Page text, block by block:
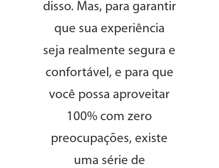
disso. Mas, para garantir
que sua experiência
seja realmente segura e
confortável, e para que
você possa aproveitar
100% com zero
preocupações, existe
uma série de